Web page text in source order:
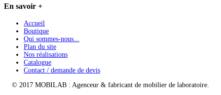
En savoir +
Accueil
Boutique
Qui sommes-nous...
Plan du site
Nos réalisations
Catalogue
Contact / demande de devis
© 2017 MOBILAB : Agenceur & fabricant de mobilier de laboratoire.